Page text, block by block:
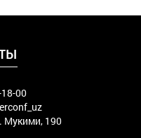
00
Мукими, 190